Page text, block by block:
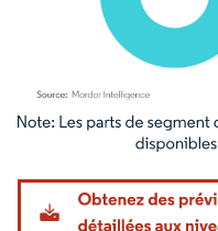
Image © Mordor Intelligence. La